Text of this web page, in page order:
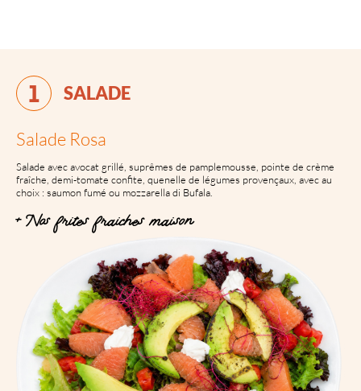
SALADE
Salade Rosa
Salade avec avocat grillé, suprêmes de pamplemousse, pointe de crème
fraîche, demi-tomate confite, quenelle de légumes provençaux, avec au
choix : saumon fumé ou mozzarella di Bufala.
+ Nos frites fraîches maison